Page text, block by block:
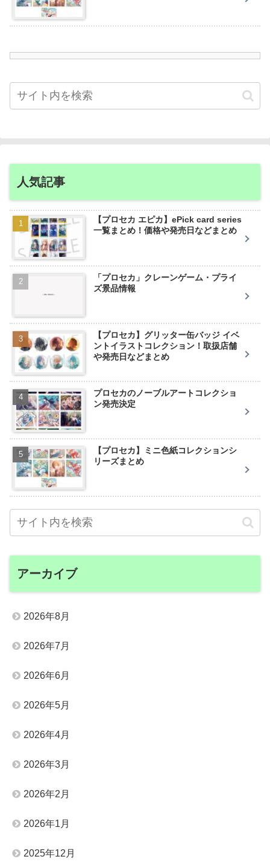
人気記事
【プロセカ エピカ】ePick card series
一覧まとめ！価格や発売日などまとめ
「プロセカ」クレーンゲーム・プライ
ズ景品情報
【プロセカ】グリッター缶バッジ イベ
ントイラストコレクション！取扱店舗
や発売日などまとめ
プロセカのノーブルアートコレクショ
ン発売決定
【プロセカ】ミニ色紙コレクションシ
リーズまとめ
アーカイブ
2026年8月
2026年7月
2026年6月
2026年5月
2026年4月
2026年3月
2026年2月
2026年1月
2025年12月